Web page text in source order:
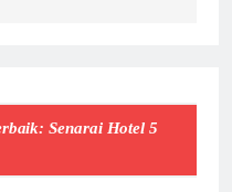
Senarai Hotel 5